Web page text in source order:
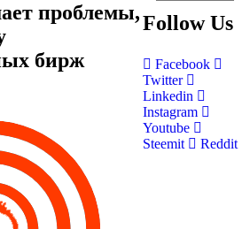
проблемы,
бирж
Follow Us
Facebook
Twitter
Linkedin
Instagram
Youtube
Steemit
Reddit